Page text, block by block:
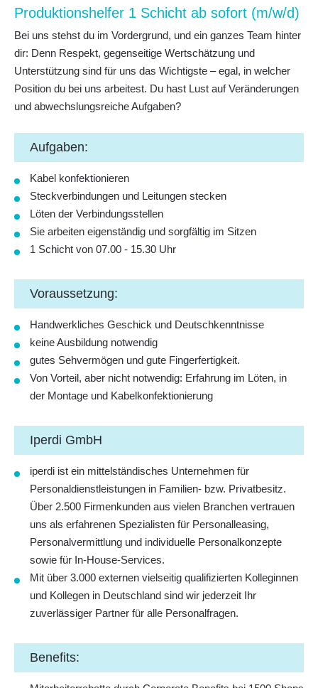
Produk­ti­ons­helfer 1 Schicht ab sofort (m/w/d)
Bei uns stehst du im Vordergrund, und ein ganzes Team hinter
dir: Denn Respekt, gegenseitige Wertschätzung und
Unterstützung sind für uns das Wichtigste – egal, in welcher
Position du bei uns arbeitest. Du hast Lust auf Veränderungen
und abwechslungsreiche Aufgaben?
Aufgaben:
Kabel konfektionieren
Steckverbindungen und Leitungen stecken
Löten der Verbindungsstellen
Sie arbeiten eigenständig und sorgfältig im Sitzen
1 Schicht von 07.00 - 15.30 Uhr
Voraussetzung:
Handwerkliches Geschick und Deutschkenntnisse
keine Ausbildung notwendig
gutes Sehvermögen und gute Fingerfertigkeit.
Von Vorteil, aber nicht notwendig: Erfahrung im Löten, in
der Montage und Kabelkonfektionierung
Iperdi GmbH
iperdi ist ein mittelständisches Unternehmen für
Personaldienstleistungen in Familien- bzw. Privatbesitz.
Über 2.500 Firmenkunden aus vielen Branchen vertrauen
uns als erfahrenen Spezialisten für Personalleasing,
Personalvermittlung und individuelle Personalkonzepte
sowie für In-House-Services.
Mit über 3.000 externen vielseitig qualifizierten Kolleginnen
und Kollegen in Deutschland sind wir jederzeit Ihr
zuverlässiger Partner für alle Personalfragen.
Benefits: